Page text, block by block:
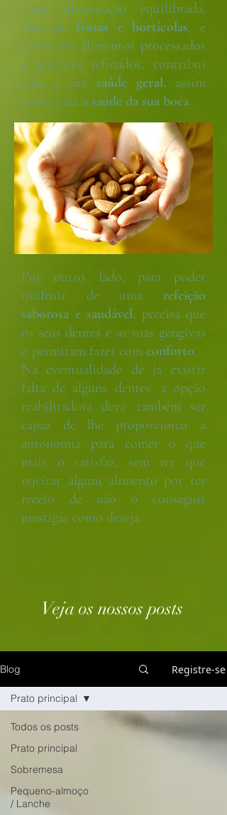
Uma alimentação equilibrada,
rica emfrutas ehortícolas, e
pobre em alimentos processados
e açúcares refinados, contribui
para a sua saúde geral, assim
como para a saúde da sua boca.
Por outro lado, para poder
usufruir de uma refeição
saborosa e saudável, precisa que
os seus dentes e as suas gengivas
o permitam fazer com conforto.
Na eventualidade de já existir
falta de alguns dentes, a opção
reabilitadora deve também ser
capaz de lhe proporcionar a
autonomia para comer o que
mais o satisfaz, sem ter que
rejeitar algum alimento por ter
receio de não o conseguir
mastigar como deseja.
Veja os nossos posts
Blog Registre-se
Todos os posts
Prato principal
Sobremesa
Pequeno-almoço
/ Lanche
Prato principal